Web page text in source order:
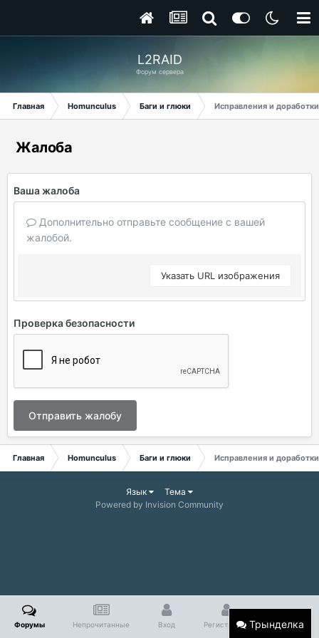
L2RAID
Форум сервера
Главная Homunculus Баги и глюки Исправления и
Жалоба
Ваша жалоба
Дополнительно отправьте сообщение с вашей
жалобой.
Указать URL изображения
Проверка безопасности
Отправить жалобу
Главная Homunculus Баги и глюки Исправления и
Трынделка
Язык
Тема
Powered by Invision Community
Форумы Непрочитанные Вход Регистрация Больше